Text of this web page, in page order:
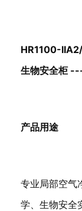
HR1100-
生物安全柜
产品用途
专业局部空气
学、生物安全